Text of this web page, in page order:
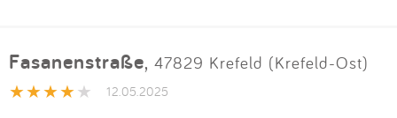
Fasanenstraße, 47829 Krefeld (Krefeld-Ost)
12.05.2025